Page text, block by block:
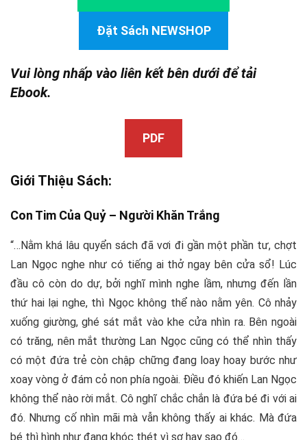
Đặt Sách NEWSHOP
Vui lòng nhấp vào liên kết bên dưới để tải
Ebook.
PDF
Giới Thiệu Sách:
Con Tim Của Quỷ – Người Khăn Trắng
“…Nằm khá lâu quyển sách đã vơi đi gần một phần tư, chợt
Lan Ngọc nghe như có tiếng ai thở ngay bên cửa sổ! Lúc
đầu cô còn do dự, bởi nghĩ mình nghe lầm, nhưng đến lần
thứ hai lại nghe, thì Ngọc không thể nào nằm yên. Cô nhảy
xuống giường, ghé sát mắt vào khe cửa nhìn ra. Bên ngoài
có trăng, nên mắt thường Lan Ngọc cũng có thể nhìn thấy
có một đứa trẻ còn chập chững đang loay hoay bước như
xoay vòng ở đám cỏ non phía ngoài. Điều đó khiến Lan Ngọc
không thể nào rời mắt. Cô nghĩ chắc chắn là đứa bé đi với ai
đó. Nhưng cố nhìn mãi mà vẫn không thấy ai khác. Mà đứa
bé thì hình như đang khóc thét vì sợ hay sao đó…